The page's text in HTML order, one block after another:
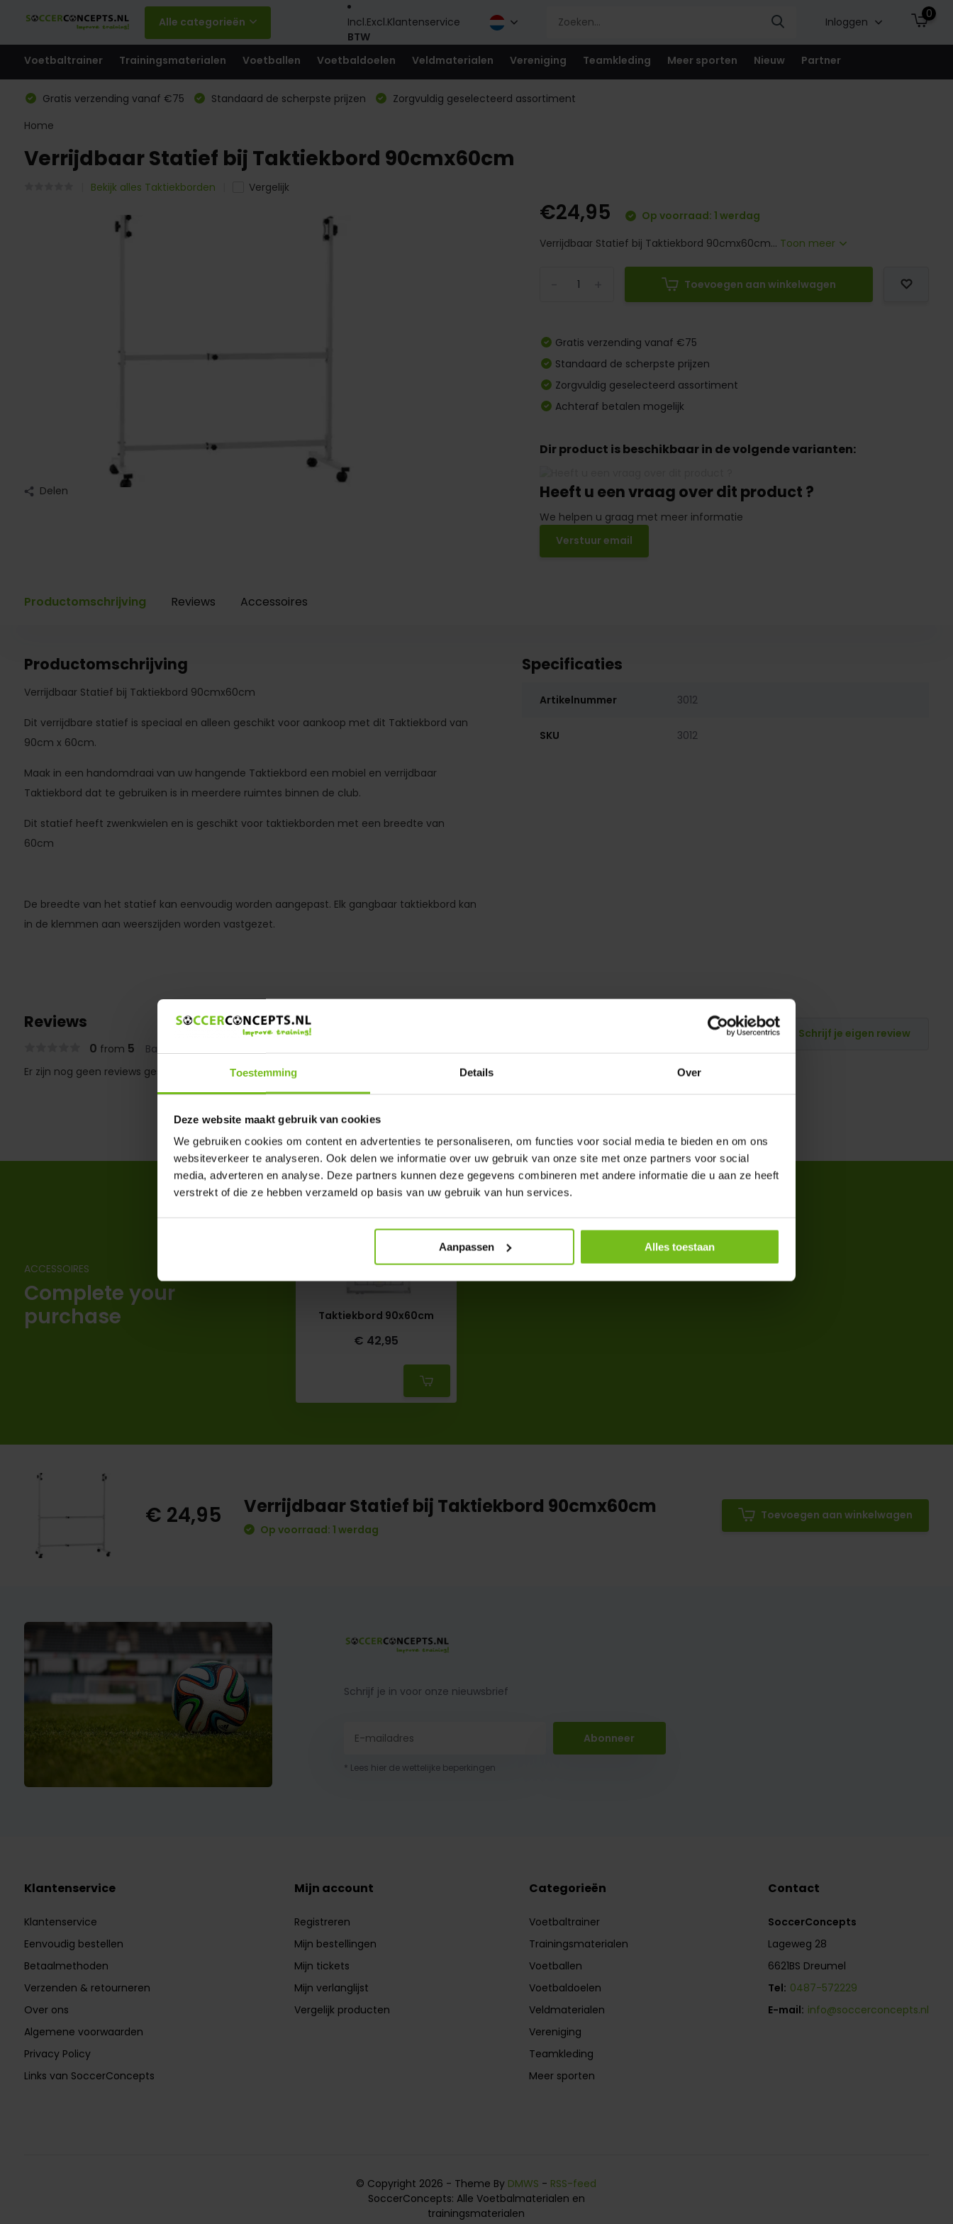
Toestemming Details Over
Deze website maakt gebruik van cookies
We gebruiken cookies om content en advertenties te personaliseren, om functies voor social media te bieden en om ons
websiteverkeer te analyseren. Ook delen we informatie over uw gebruik van onze site met onze partners voor social
media, adverteren en analyse. Deze partners kunnen deze gegevens combineren met andere informatie die u aan ze heeft
verstrekt of die ze hebben verzameld op basis van uw gebruik van hun services.
Aanpassen Alles toestaan
Alle categorieën Incl.Excl.
BTW
Klantenservice Inloggen
0
Voetbaltrainer Trainingsmaterialen Voetballen Voetbaldoelen Veldmaterialen Vereniging Teamkleding Meer sporten Nieuw Partner
Gratis verzending vanaf €75 Standaard de scherpste prijzen
Zorgvuldig geselecteerd assortiment
Home
Verrijdbaar Statief bij Taktiekbord 90cmx60cm
Bekijk alles Taktiekborden Vergelijk
Delen
€24,95
Op voorraad: 1 werdag
Verrijdbaar Statief bij Taktiekbord 90cmx60cm... Toon meer
Toevoegen aan winkelwagen
Gratis verzending vanaf €75
Standaard de scherpste prijzen
Zorgvuldig geselecteerd assortiment
Achteraf betalen mogelijk
Dir product is beschikbaar in de volgende varianten:
Heeft u een vraag over dit product ?
We helpen u graag met meer informatie
Verstuur email
Productomschrijving Reviews Accessoires
Productomschrijving
Verrijdbaar Statief bij Taktiekbord 90cmx60cm
Dit verrijdbare statief is speciaal en alleen geschikt voor aankoop met dit Taktiekbord van
90cm x 60cm.
Maak in een handomdraai van uw hangende Taktiekbord een mobiel en verrijdbaar
Taktiekbord dat te gebruiken is in meerdere ruimtes binnen de club.
Dit statief heeft zwenkwielen en is geschikt voor taktiekborden met een breedte van
60cm
De breedte van het statief kan eenvoudig worden aangepast. Elk gangbaar taktiekbord kan
in de klemmen aan weerszijden worden vastgezet.
Specificaties
Artikelnummer 3012
SKU 3012
Reviews
0 from 5 Based on 0 reviews
Schrijf je eigen review
Er zijn nog geen reviews geschreven over dit product..
ACCESSOIRES
Complete your
purchase
Taktiekbord 90x60cm
€ 42,95
€ 24,95 Verrijdbaar Statief bij Taktiekbord 90cmx60cm
Op voorraad: 1 werdag
Toevoegen aan winkelwagen
Schrijf je in voor onze nieuwsbrief
Abonneer
* Lees hier de wettelijke beperkingen
Klantenservice
Klantenservice
Eenvoudig bestellen
Betaalmethoden
Verzenden & retourneren
Over ons
Algemene voorwaarden
Privacy Policy
Links van SoccerConcepts
Mijn account
Registreren
Mijn bestellingen
Mijn tickets
Mijn verlanglijst
Vergelijk producten
Categorieën
Voetbaltrainer
Trainingsmaterialen
Voetballen
Voetbaldoelen
Veldmaterialen
Vereniging
Teamkleding
Meer sporten
Contact
SoccerConcepts
Lageweg 28
6621BS Dreumel
Tel: 0487-572229
E-mail: info@soccerconcepts.nl
© Copyright 2026 - Theme By DMWS - RSS-feed
SoccerConcepts: Alle Voetbalmaterialen en
trainingsmaterialen